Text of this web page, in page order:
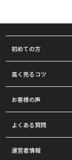
初めての方
高く売るコツ
お客様の声
よくある質問
運営者情報